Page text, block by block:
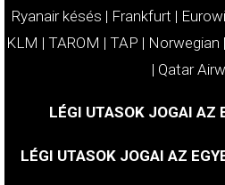
Ryanair késés | Frankfurt |
KLM | TAROM | TAP | Norwegian |
| Qatar
LÉGI UTASOK JOGAI AZ
LÉGI UTASOK JOGAI AZ